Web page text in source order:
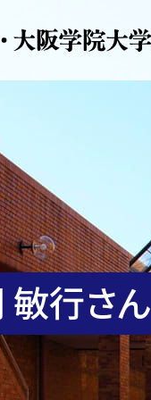
行さん